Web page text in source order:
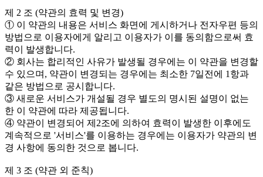
제 2 조 (약관의 효력 및 변경)
① 이 약관의 내용은 서비스 화면에 게시하거나 전자우편 등의
방법으로 이용자에게 알리고 이용자가 이를 동의함으로써 효
력이 발생합니다.
② 회사는 합리적인 사유가 발생될 경우에는 이 약관을 변경할
수 있으며, 약관이 변경되는 경우에는 최소한 7일전에 1항과
같은 방법으로 공시합니다.
③ 새로운 서비스가 개설될 경우 별도의 명시된 설명이 없는
한 이 약관에 따라 제공됩니다.
④ 약관이 변경되어 제2조에 의하여 효력이 발생한 이후에도
계속적으로 '서비스'를 이용하는 경우에는 이용자가 약관의 변
경 사항에 동의한 것으로 봅니다.
제 3 조 (약관 외 준칙)